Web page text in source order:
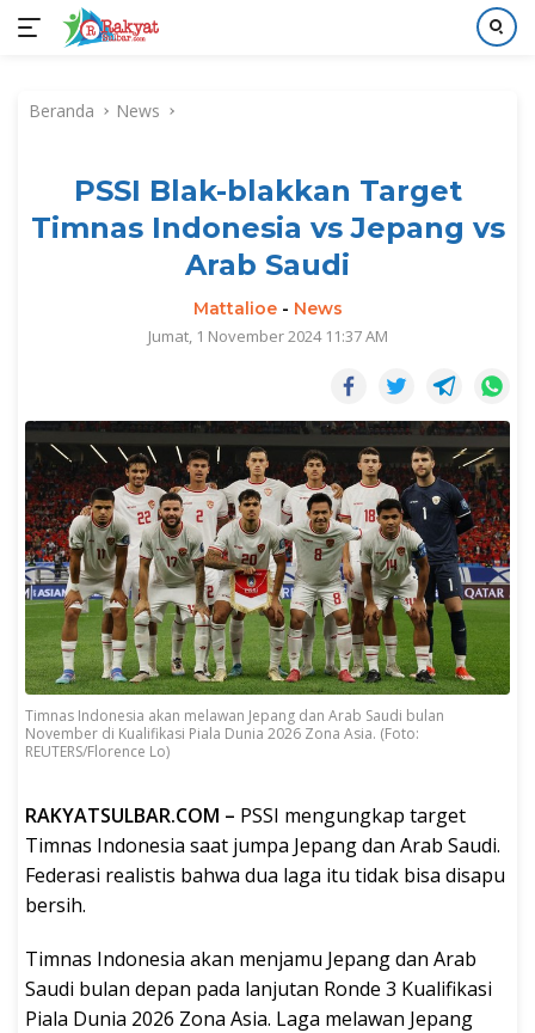
kontenBeranda News
PSSI Blak-blakkan Target
Timnas Indonesia vs Jepang vs
Arab Saudi
Mattalioe- News
Jumat, 1 November 2024 11:37 AM
Timnas Indonesia akan melawan Jepang dan Arab Saudi bulan
November di Kualifikasi Piala Dunia 2026 Zona Asia. (Foto:
REUTERS/Florence Lo)
RAKYATSULBAR.COM – PSSI mengungkap target
Timnas Indonesia saat jumpa Jepang dan Arab Saudi.
Federasi realistis bahwa dua laga itu tidak bisa disapu
bersih.
Timnas Indonesia akan menjamu Jepang dan Arab
Saudi bulan depan pada lanjutan Ronde 3 Kualifikasi
Piala Dunia 2026 Zona Asia. Laga melawan Jepang